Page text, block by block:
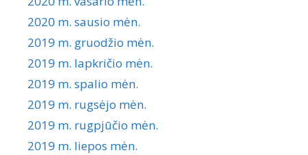
2020 m. sausio mėn.
2019 m. gruodžio mėn.
2019 m. lapkričio mėn.
2019 m. spalio mėn.
2019 m. rugsėjo mėn.
2019 m. rugpjūčio mėn.
2019 m. liepos mėn.